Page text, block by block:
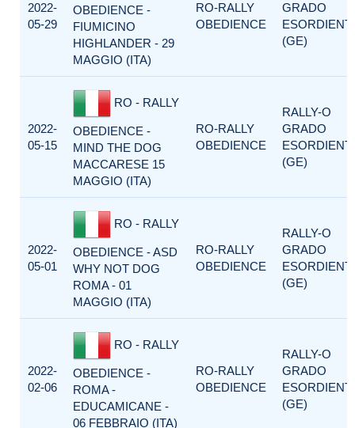
2022-
05-29
OBEDIENCE -
FIUMICINO
HIGHLANDER - 29
MAGGIO (ITA)
RO-RALLY
OBEDIENCE
GRADO
ESORDIENTI
(GE)
2022-
05-15
RO - RALLY
OBEDIENCE -
MIND THE DOG
MACCARESE 15
MAGGIO (ITA)
RO-RALLY
OBEDIENCE
RALLY-O
GRADO
ESORDIENTI
(GE)
2022-
05-01
RO - RALLY
OBEDIENCE - ASD
WHY NOT DOG
ROMA - 01
MAGGIO (ITA)
RO-RALLY
OBEDIENCE
RALLY-O
GRADO
ESORDIENTI
(GE)
2022-
02-06
RO - RALLY
OBEDIENCE -
ROMA -
EDUCAMICANE -
06 FEBBRAIO (ITA)
RO-RALLY
OBEDIENCE
RALLY-O
GRADO
ESORDIENTI
(GE)